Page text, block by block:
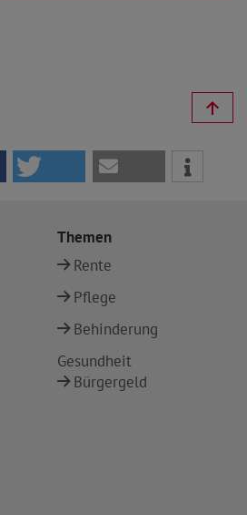
Themen
Rente
Pflege
Behinderung
Gesundheit
Bürgergeld